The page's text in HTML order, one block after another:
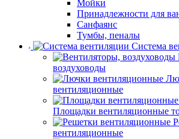
Мойки
Принадлежности для
Санфаянс
Тумбы, пеналы
Система
воздуховоды
вентиляционные
Площадки вентиляционные
вентиляционные